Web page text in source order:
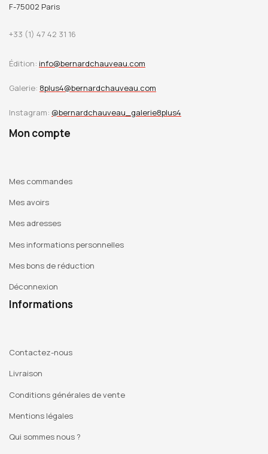
F-75002 Paris
+33 (1) 47 42 31 16
Édition: info@bernardchauveau.com
Galerie: 8plus4@bernardchauveau.com
Instagram: @bernardchauveau_galerie8plus4
Mon compte
Mes commandes
Mes avoirs
Mes adresses
Mes informations personnelles
Mes bons de réduction
Déconnexion
Informations
Contactez-nous
Livraison
Conditions générales de vente
Mentions légales
Qui sommes nous ?